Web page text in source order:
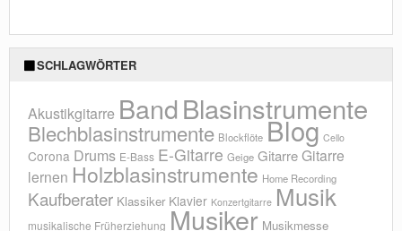
SCHLAGWÖRTER
Akustikgitarre BandBlasinstrumente
Blechblasinstrumente Blockflöte Blog Cello
Corona Drums E-Bass E-Gitarre Geige GitarreGitarre
lernen Holzblasinstrumente Home Recording
Kaufberater Klassiker Klavier Konzertgitarre Musik
musikalische Früherziehung Musiker Musikmesse